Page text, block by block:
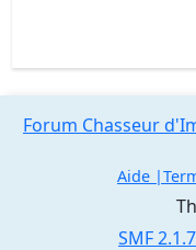
SMF
Forum Chasseur
Aide